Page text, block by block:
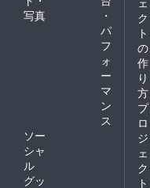
写真
・
パ
フ
ォ
ー
マ
ン
ス
ソー
シャ
ル
グッ
ク
ト
の
作
り
方
プ
ロ
ジ
ェ
ク
ト